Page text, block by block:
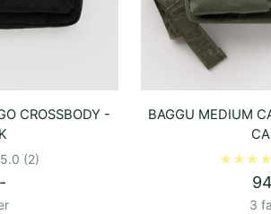
CROSSBODY -
5.0 (2)
BAGGU MEDIUM
3